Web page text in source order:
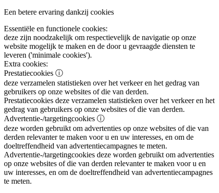
Een betere ervaring dankzij cookies
Essentiële en functionele cookies:
deze zijn noodzakelijk om respectievelijk de navigatie op onze
website mogelijk te maken en de door u gevraagde diensten te
leveren ('minimale cookies').
Extra cookies:
Prestatiecookies ⓘ
deze verzamelen statistieken over het verkeer en het gedrag van
gebruikers op onze websites of die van derden.
Prestatiecookies deze verzamelen statistieken over het verkeer en het
gedrag van gebruikers op onze websites of die van derden.
Advertentie-/targetingcookies ⓘ
deze worden gebruikt om advertenties op onze websites of die van
derden relevanter te maken voor u en uw interesses, en om de
doeltreffendheid van advertentiecampagnes te meten.
Advertentie-/targetingcookies deze worden gebruikt om advertenties
op onze websites of die van derden relevanter te maken voor u en
uw interesses, en om de doeltreffendheid van advertentiecampagnes
te meten.